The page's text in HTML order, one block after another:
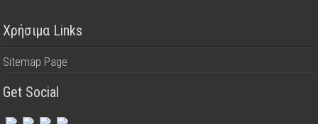
Χρήσιμα Links
Sitemap Page
Get Social